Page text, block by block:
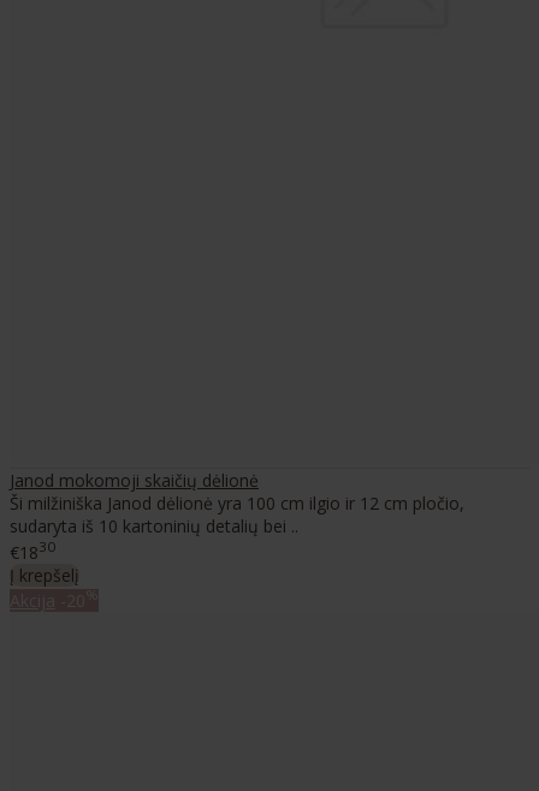
Janod mokomoji skaičių dėlionė
Ši milžiniška Janod dėlionė yra 100 cm ilgio ir 12 cm pločio,
sudaryta iš 10 kartoninių detalių bei ..
€1830
Į krepšelį